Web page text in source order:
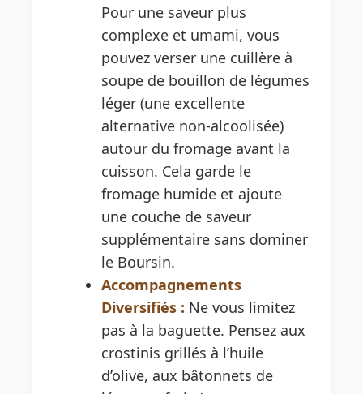
Pour une saveur plus
complexe et umami, vous
pouvez verser une cuillère à
soupe de bouillon de légumes
léger (une excellente
alternative non-alcoolisée)
autour du fromage avant la
cuisson. Cela garde le
fromage humide et ajoute
une couche de saveur
supplémentaire sans dominer
le Boursin.
Accompagnements
Diversifiés : Ne vous limitez
pas à la baguette. Pensez aux
crostinis grillés à l’huile
d’olive, aux bâtonnets de